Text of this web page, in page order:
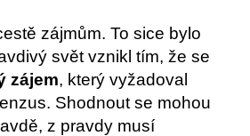
svět vznikl tím, že se
zájem, který vyžadoval
Shodnout se mohou
z pravdy musí